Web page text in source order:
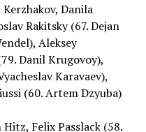
Danila
Rakitsky (67. Dejan
Aleksey
Danil Krugovoy),
Karavaev),
(60. Artem Dzyuba)
Felix Passlack (58.